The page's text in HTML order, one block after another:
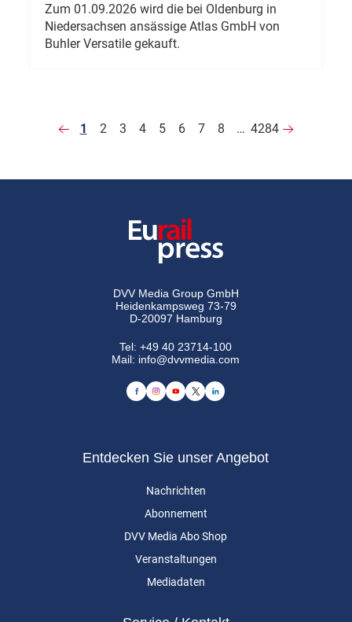
Zum 01.09.2026 wird die bei Oldenburg in
Niedersachsen ansässige Atlas GmbH von
Buhler Versatile gekauft.
1 2 3 4 5 6 7 8 … 4284
DVV Media Group GmbH
Heidenkampsweg 73-79
D-20097 Hamburg
Tel:+49 40 23714-100
Mail: info@dvvmedia.com
Entdecken Sie unser Angebot
Nachrichten
Abonnement
DVV Media Abo Shop
Veranstaltungen
Mediadaten